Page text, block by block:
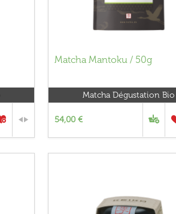
Matcha Mantoku / 50g
Matcha Dégustation Bio
54,00 €